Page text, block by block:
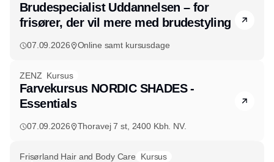
Brudespecialist Uddannelsen – for
frisører, der vil mere med brudestyling
07.09.2026 Online samt kursusdage
ZENZ Kursus
Farvekursus NORDIC SHADES -
Essentials
07.09.2026 Thoravej 7 st, 2400 Kbh. NV.
Frisørland Hair and Body Care Kursus